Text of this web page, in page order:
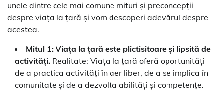
unele dintre cele mai comune mituri și preconcepții
despre viața la țară și vom descoperi adevărul despre
acestea.
Mitul 1: Viața la țară este plictisitoare și lipsită de
activități. Realitate: Viața la țară oferă oportunități
de a practica activități în aer liber, de a se implica în
comunitate și de a dezvolta abilități și competențe.